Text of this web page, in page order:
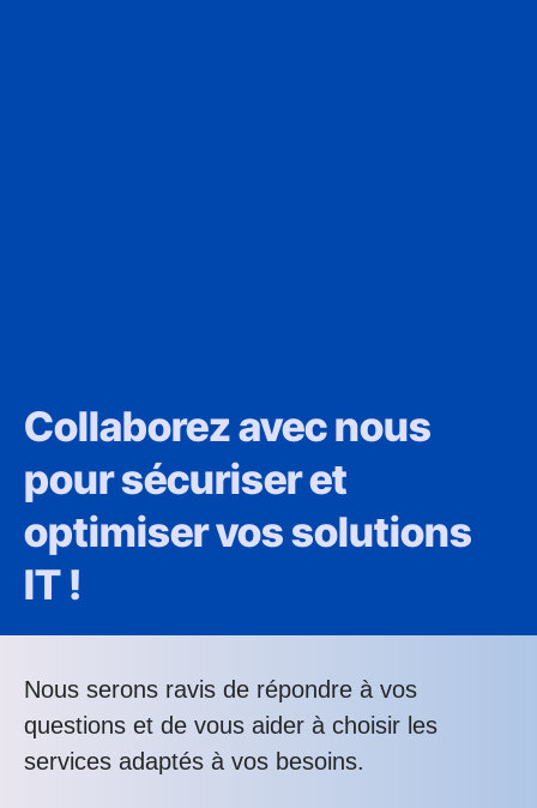
Collaborez avec nous
pour sécuriser et
optimiser vos solutions
IT !
Nous serons ravis de répondre à vos
questions et de vous aider à choisir les
services adaptés à vos besoins.